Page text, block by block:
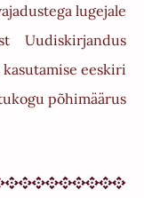
lugejale
Uudiskirjandus
kasutamise eeskiri
põhimäärus